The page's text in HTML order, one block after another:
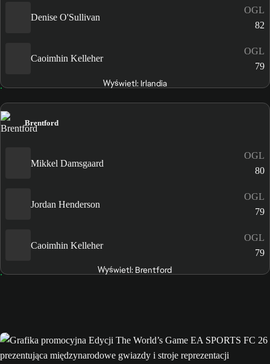
Denise O'Sullivan
OGL
82
Caoimhin Kelleher
OGL
79
Wyświetl: Irlandia
Brentford
Mikkel Damsgaard
OGL
80
Jordan Henderson
OGL
79
Caoimhin Kelleher
OGL
79
Wyświetl: Brentford